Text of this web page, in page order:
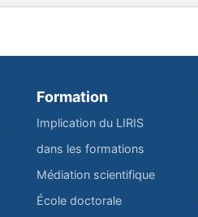
Formation
Implication du LIRIS
dans les formations
Médiation scientifique
École doctorale